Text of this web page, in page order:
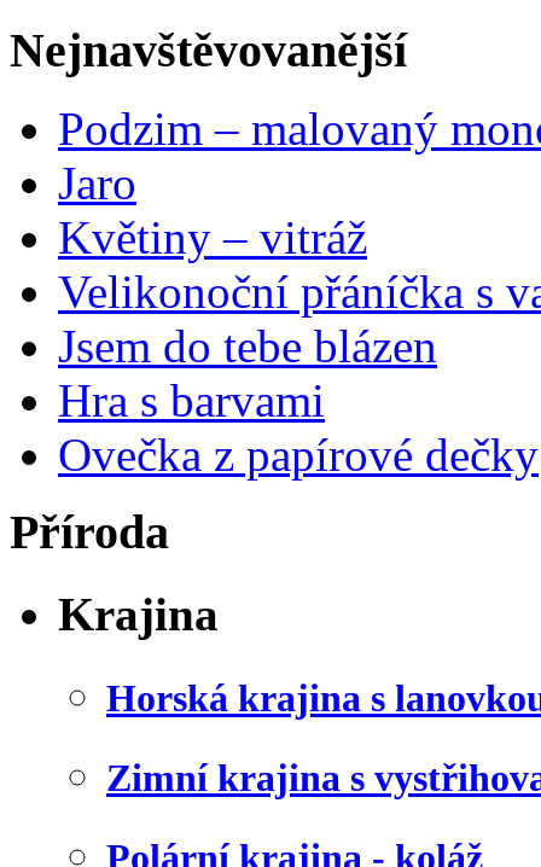
Nejnavštěvovanější
Podzim – malovaný
Jaro
Květiny – vitráž
Velikonoční přáníčka s
Jsem do tebe blázen
Hra s barvami
Ovečka z papírové dečky
Příroda
Krajina
Horská krajina s
Zimní krajina s
Polární krajina - koláž